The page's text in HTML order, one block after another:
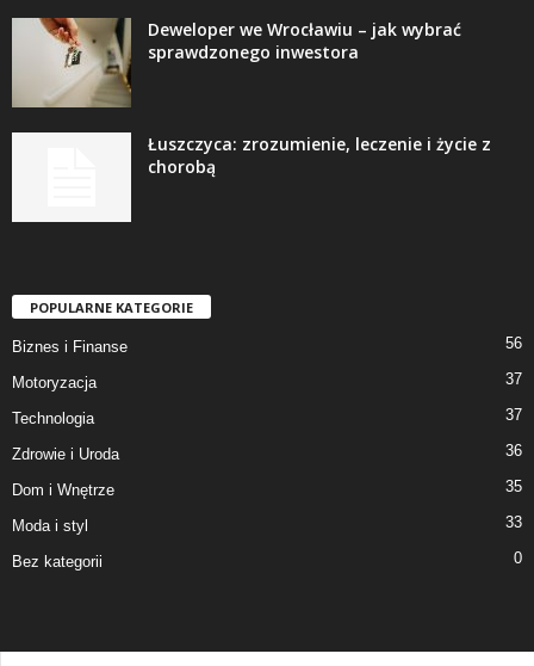
Deweloper we Wrocławiu – jak wybrać
sprawdzonego inwestora
Łuszczyca: zrozumienie, leczenie i życie z
chorobą
POPULARNE KATEGORIE
Biznes i Finanse 56
Motoryzacja 37
Technologia 37
Zdrowie i Uroda 36
Dom i Wnętrze 35
Moda i styl 33
Bez kategorii 0